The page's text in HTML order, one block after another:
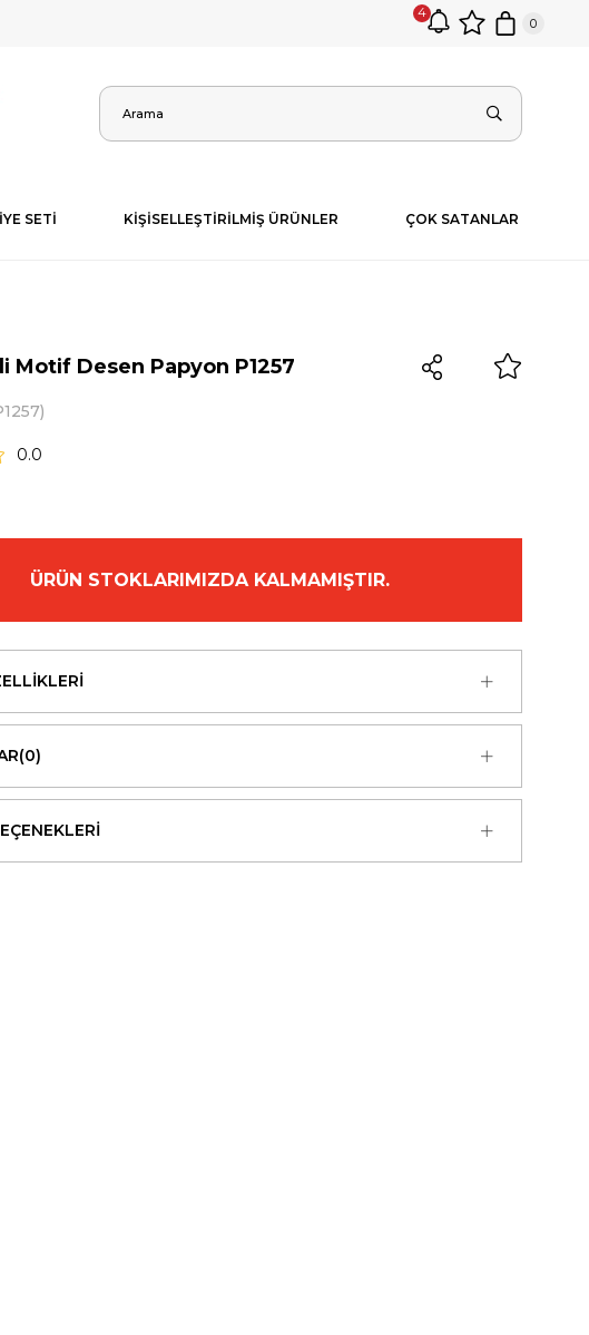
4
0
SETİ KİŞİSELLEŞTİRİLMİŞ ÜRÜNLER ÇOK SATANLAR
Motif Desen Papyon P1257
0.0
ÜRÜN STOKLARIMIZDA KALMAMIŞTIR.
(0)